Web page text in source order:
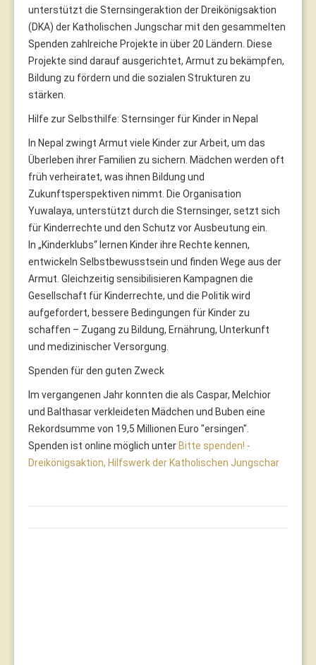
unterstützt die Sternsingeraktion der Dreikönigsaktion
(DKA) der Katholischen Jungschar mit den gesammelten
Spenden zahlreiche Projekte in über 20 Ländern. Diese
Projekte sind darauf ausgerichtet, Armut zu bekämpfen,
Bildung zu fördern und die sozialen Strukturen zu
stärken.
Hilfe zur Selbsthilfe: Sternsinger für Kinder in Nepal
In Nepal zwingt Armut viele Kinder zur Arbeit, um das
Überleben ihrer Familien zu sichern. Mädchen werden oft
früh verheiratet, was ihnen Bildung und
Zukunftsperspektiven nimmt. Die Organisation
Yuwalaya, unterstützt durch die Sternsinger, setzt sich
für Kinderrechte und den Schutz vor Ausbeutung ein.
In „Kinderklubs“ lernen Kinder ihre Rechte kennen,
entwickeln Selbstbewusstsein und finden Wege aus der
Armut. Gleichzeitig sensibilisieren Kampagnen die
Gesellschaft für Kinderrechte, und die Politik wird
aufgefordert, bessere Bedingungen für Kinder zu
schaffen – Zugang zu Bildung, Ernährung, Unterkunft
und medizinischer Versorgung.
Spenden für den guten Zweck
Im vergangenen Jahr konnten die als Caspar, Melchior
und Balthasar verkleideten Mädchen und Buben eine
Rekordsumme von 19,5 Millionen Euro "ersingen".
Spenden ist online möglich unter Bitte spenden! -
Dreikönigsaktion, Hilfswerk der Katholischen Jungschar